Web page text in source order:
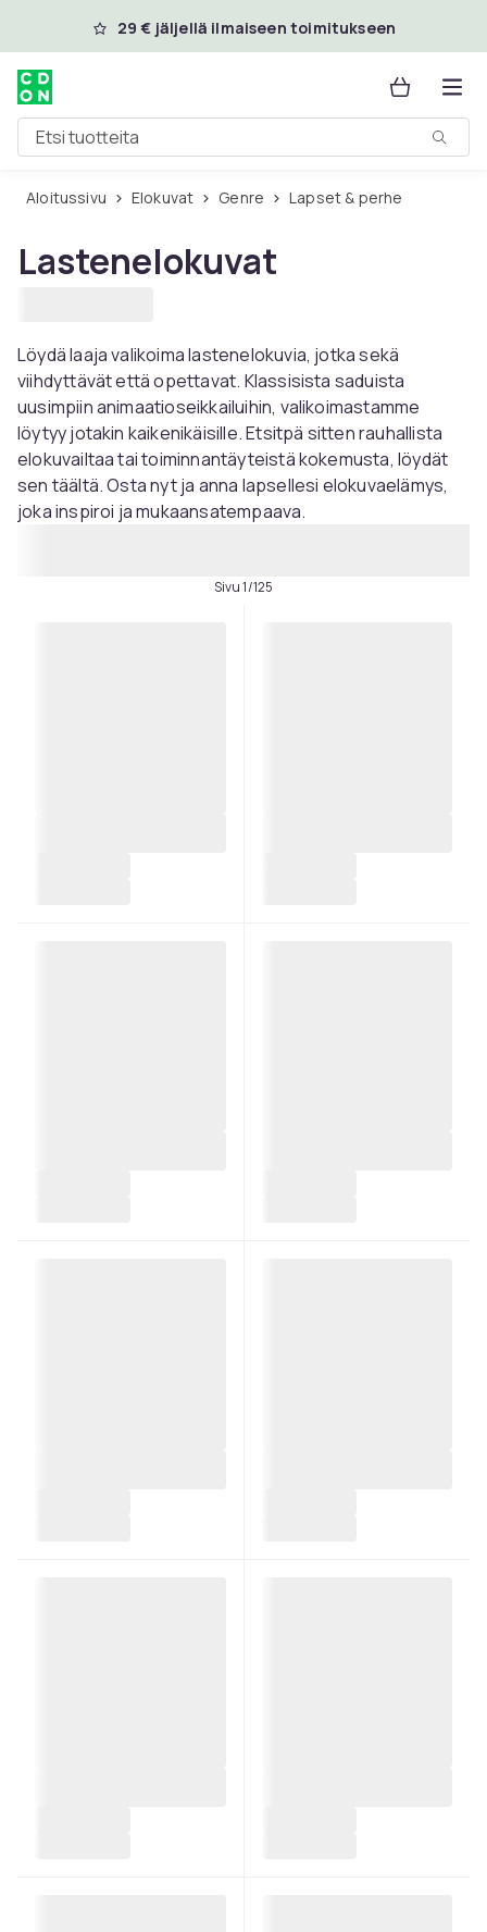
Ohita ja siirry pääsisältöön
29 € jäljellä ilmaiseen toimitukseen
Etsi tuotteita
Aloitussivu Elokuvat Genre Lapset & perhe
Lastenelokuvat
Löydä laaja valikoima lastenelokuvia, jotka sekä
viihdyttävät että opettavat. Klassisista saduista
uusimpiin animaatioseikkailuihin, valikoimastamme
löytyy jotakin kaikenikäisille. Etsitpä sitten rauhallista
elokuvailtaa tai toiminnantäyteistä kokemusta, löydät
sen täältä. Osta nyt ja anna lapsellesi elokuvaelämys,
joka inspiroi ja mukaansatempaava.
Sivu 1/125